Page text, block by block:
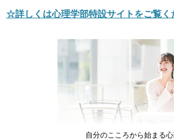
☆詳しくは心理学部特設サイトをご覧く
自分のこころから始まる